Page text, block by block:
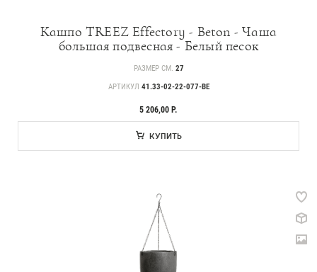
Кашпо TREEZ Effectory - Beton - Чаша
большая подвесная - Белый песок
РАЗМЕР СМ. 27
АРТИКУЛ 41.33-02-22-077-BE
5 206,00 Р.
КУПИТЬ